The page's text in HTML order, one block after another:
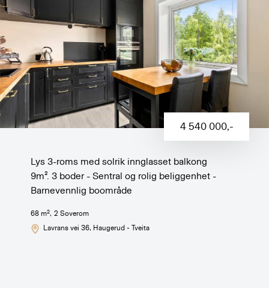
4 540 000,-
Lys 3-roms med solrik innglasset balkong
9m². 3 boder - Sentral og rolig beliggenhet -
Barnevennlig boområde
68 m2, 2 Soverom
Lavrans vei 36, Haugerud - Tveita